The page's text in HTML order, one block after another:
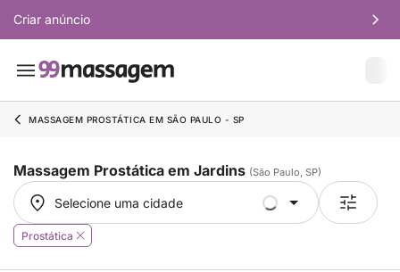
Criar anúncio
MASSAGEM PROSTÁTICA EM SÃO PAULO - SP
Massagem Prostática em Jardins (São Paulo, SP)
Selecione uma cidade
Selecione uma cidade
Prostática